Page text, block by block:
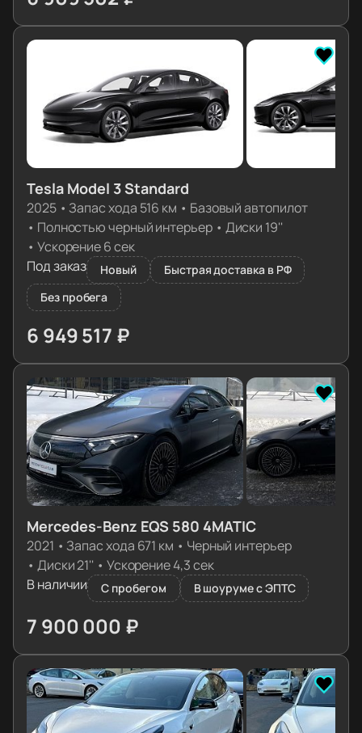
≈ 68 733€
Tesla Model 3 Standard
2025• Запас хода 516 км • Базовый автопилот
• Полностью черный интерьер• Диски 19''
• Ускорение 6 сек
Под заказ
Новый
Быстрая доставка в РФ
Без пробега
6 949 517 ₽
≈ 69 131€
Mercedes-Benz EQS 580 4MATIC
2021 • Запас хода 671 км • Черный интерьер
• Диски 21'' • Ускорение 4,3 сек
В наличии
С пробегом В шоуруме с ЭПТС
7 900 000 ₽